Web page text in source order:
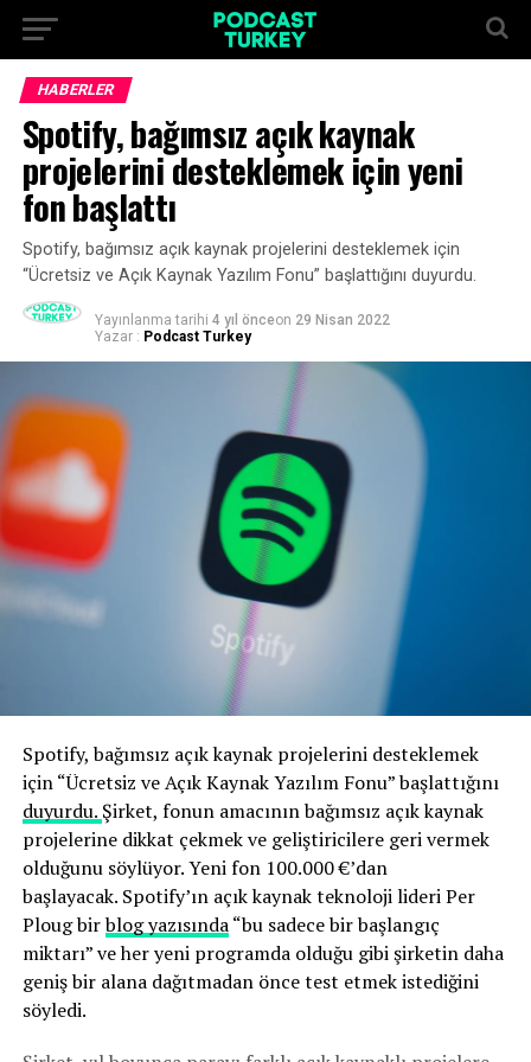
HABERLER
Spotify, bağımsız açık kaynak
projelerini desteklemek için yeni
fon başlattı
Spotify, bağımsız açık kaynak projelerini desteklemek için
“Ücretsiz ve Açık Kaynak Yazılım Fonu” başlattığını duyurdu.
Yayınlanma tarihi 4 yıl önceon 29 Nisan 2022
Yazar : Podcast Turkey
Spotify, bağımsız açık kaynak projelerini desteklemek
için “Ücretsiz ve Açık Kaynak Yazılım Fonu” başlattığını
duyurdu. Şirket, fonun amacının bağımsız açık kaynak
projelerine dikkat çekmek ve geliştiricilere geri vermek
olduğunu söylüyor. Yeni fon 100.000 €’dan
başlayacak. Spotify’ın açık kaynak teknoloji lideri Per
Ploug birblog yazısında“bu sadece bir başlangıç ​​
miktarı” ve her yeni programda olduğu gibi şirketin daha
geniş bir alana dağıtmadan önce test etmek istediğini
söyledi.